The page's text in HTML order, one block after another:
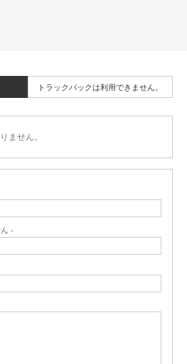
トラックバックは利用できません。
ません。
-